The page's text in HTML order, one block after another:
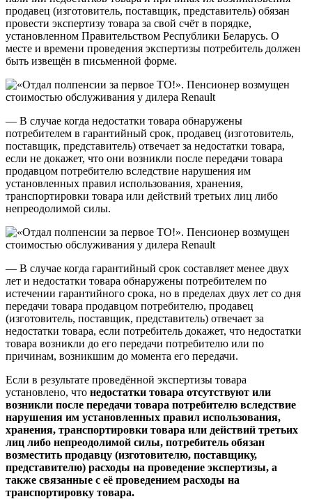
продавец (изготовитель, поставщик, представитель) обязан
провести экспертизу товара за свой счёт в порядке,
установленном Правительством Республики Беларусь. О
месте и времени проведения экспертизы потребитель должен
быть извещён в письменной форме.
— В случае когда недостатки товара обнаружены
потребителем в гарантийный срок, продавец (изготовитель,
поставщик, представитель) отвечает за недостатки товара,
если не докажет, что они возникли после передачи товара
продавцом потребителю вследствие нарушения им
установленных правил использования, хранения,
транспортировки товара или действий третьих лиц либо
непреодолимой силы.
— В случае когда гарантийный срок составляет менее двух
лет и недостатки товара обнаружены потребителем по
истечении гарантийного срока, но в пределах двух лет со дня
передачи товара продавцом потребителю, продавец
(изготовитель, поставщик, представитель) отвечает за
недостатки товара, если потребитель докажет, что недостатки
товара возникли до его передачи потребителю или по
причинам, возникшим до момента его передачи.
Если в результате проведённой экспертизы товара
установлено, что недостатки товара отсутствуют или
возникли после передачи товара потребителю вследствие
нарушения им установленных правил использования,
хранения, транспортировки товара или действий третьих
лиц либо непреодолимой силы, потребитель обязан
возместить продавцу (изготовителю, поставщику,
представителю) расходы на проведение экспертизы, а
также связанные с её проведением расходы на
транспортировку товара.